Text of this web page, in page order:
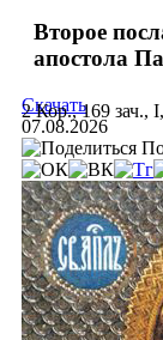
Второе
апостола
2 Кор., 169 зач.,
Скачать
07.08.2026